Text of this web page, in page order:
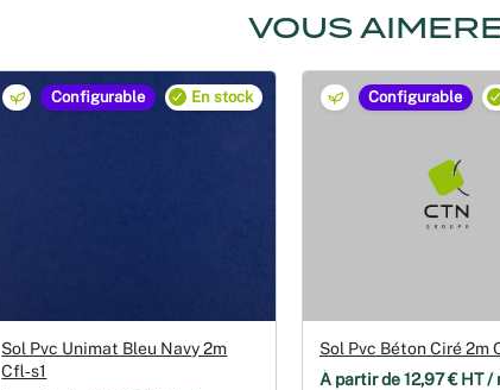
VOUS
Configurable En stock
Sol Pvc Unimat Bleu Navy 2m
Cfl‑s1
Configurable
Sol Pvc Béton Ciré 2m
À partir de 12,97 € HT /